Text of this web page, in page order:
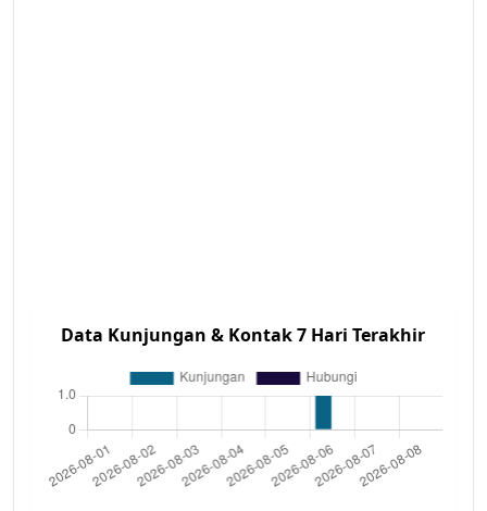
Data Kunjungan & Kontak 7 Hari Terakhir